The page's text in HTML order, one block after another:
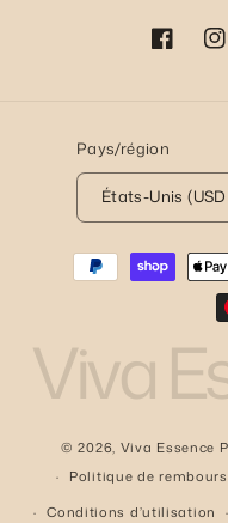
Facebook
Pays/région
Moyens
Viva
© 2026, Viva Essence
Politique de
Conditions d’utilisation